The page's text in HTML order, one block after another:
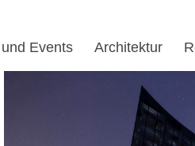
Events Architektur